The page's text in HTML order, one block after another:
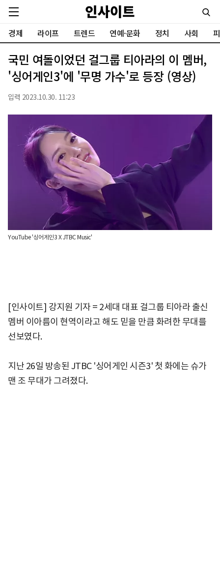
경제 라이프 트렌드 연예·문화 정치 사회
국민 여돌이었던 걸그룹 티아라의 이 멤버,
'싱어게인3'에 '무명 가수'로 등장 (영상)
입력 2023.10.30. 11:23
YouTube '싱어게인3 X JTBC Music'
[인사이트] 강지원 기자 = 2세대 대표 걸그룹 티아라 출신
멤버 이아름이 현역이라고 해도 믿을 만큼 화려한 무대를
선보였다.
지난 26일 방송된 JTBC '싱어게인 시즌3' 첫 화에는 슈가
맨 조 무대가 그려졌다.